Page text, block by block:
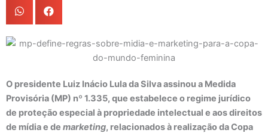
O presidente Luiz Inácio Lula da Silva assinou a Medida
Provisória (MP) nº 1.335, que estabelece o regime jurídico
de proteção especial à propriedade intelectual e aos direitos
de mídia e de marketing, relacionados à realização da Copa